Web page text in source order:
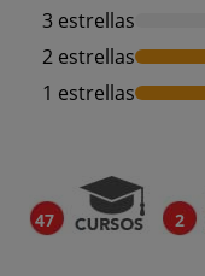
3 estrellas
2 estrellas
1 estrellas
47 2